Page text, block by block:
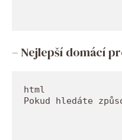
– Nejlepší domácí
Pokud hledáte